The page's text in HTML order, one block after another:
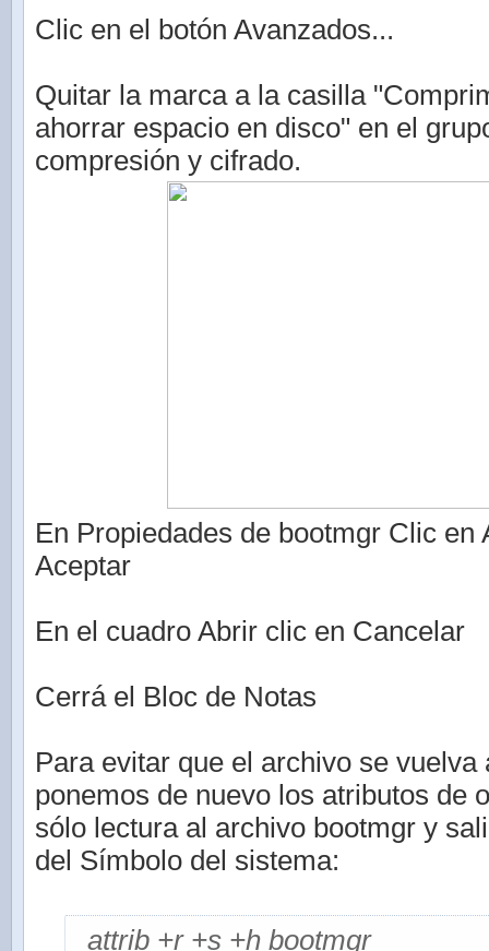
Clic en el botón Avanzados...
Quitar la marca a la casilla
ahorrar espacio en disco" en el
compresión y cifrado.
En Propiedades de bootmgr Clic en
Aceptar
En el cuadro Abrir clic en Cancelar
Cerrá el Bloc de Notas
Para evitar que el archivo se vuelva
ponemos de nuevo los atributos de
sólo lectura al archivo bootmgr y
del Símbolo del sistema:
attrib +r +s +h bootmgr